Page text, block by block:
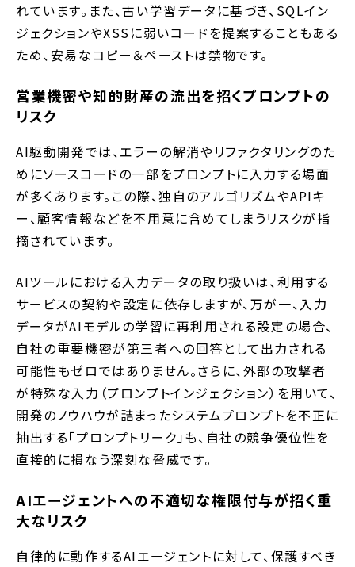
れています。また、古い学習データに基づき、SQLイン
ジェクションやXSSに弱いコードを提案することもある
ため、安易なコピー＆ペーストは禁物です。
営業機密や知的財産の流出を招くプロンプトの
リスク
AI駆動開発では、エラーの解消やリファクタリングのた
めにソースコードの一部をプロンプトに入力する場面
が多くあります。この際、独自のアルゴリズムやAPIキ
ー、顧客情報などを不用意に含めてしまうリスクが指
摘されています。
AIツールにおける入力データの取り扱いは、利用する
サービスの契約や設定に依存しますが、万が一、入力
データがAIモデルの学習に再利用される設定の場合、
自社の重要機密が第三者への回答として出力される
可能性もゼロではありません。さらに、外部の攻撃者
が特殊な入力（プロンプトインジェクション）を用いて、
開発のノウハウが詰まったシステムプロンプトを不正に
抽出する「プロンプトリーク」も、自社の競争優位性を
直接的に損なう深刻な脅威です。
AIエージェントへの不適切な権限付与が招く重
大なリスク
自律的に動作するAIエージェントに対して、保護すべき